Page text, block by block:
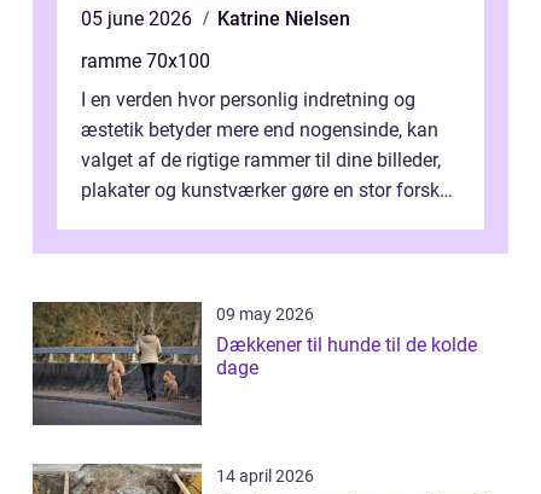
05 june 2026
Katrine Nielsen
ramme 70x100
I en verden hvor personlig indretning og
æstetik betyder mere end nogensinde, kan
valget af de rigtige rammer til dine billeder,
plakater og kunstværker gøre en stor forskel.
09 may 2026
Dækkener til hunde til de kolde
dage
14 april 2026